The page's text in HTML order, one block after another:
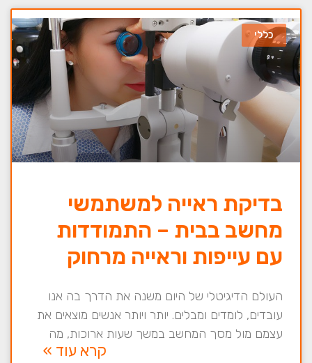
כללי
בדיקת ראייה למשתמשי
מחשב בבית – התמודדות
עם עייפות וראייה מרחוק
העולם הדיגיטלי של היום משנה את הדרך בה אנו
עובדים, לומדים ומבלים. יותר ויותר אנשים מוצאים את
עצמם מול מסך המחשב במשך שעות ארוכות, מה
קרא עוד »